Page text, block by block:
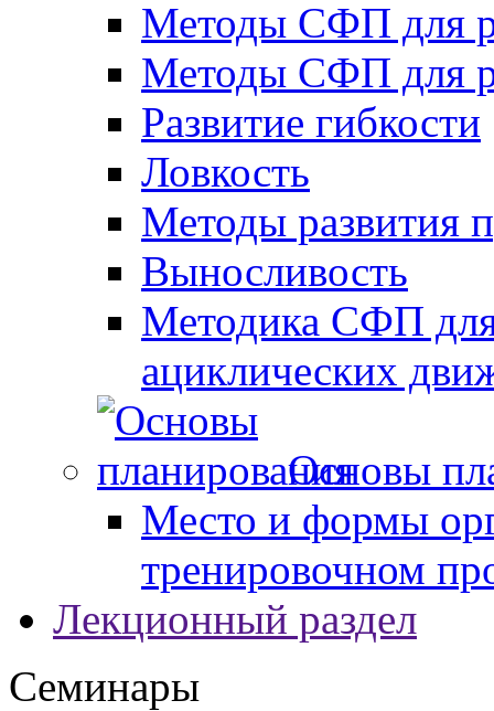
Методы СФП для
Методы СФП для
Развитие гибкости
Ловкость
Методы развития
Выносливость
Методика СФП для
ациклических
Основы
Место и формы
тренировочном
Лекционный раздел
Семинары